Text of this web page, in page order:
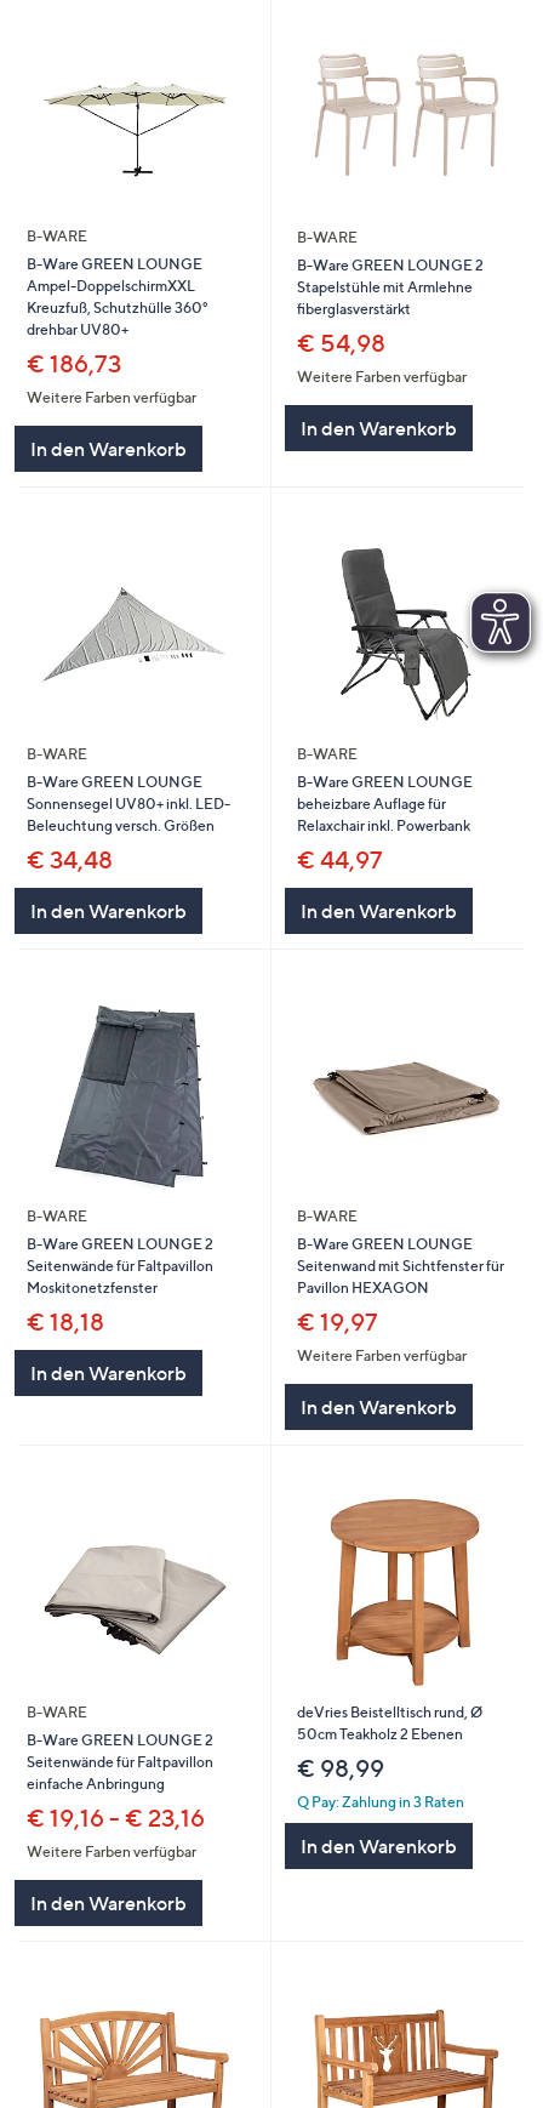
B-WARE
B-Ware GREEN LOUNGE
Ampel-DoppelschirmXXL
Kreuzfuß, Schutzhülle 360°
drehbar UV80+
€ 186,73
Weitere Farben verfügbar
In den Warenkorb
B-WARE
B-Ware GREEN LOUNGE 2
Stapelstühle mit Armlehne
fiberglasverstärkt
€ 54,98
Weitere Farben verfügbar
In den Warenkorb
B-WARE
B-Ware GREEN LOUNGE
Sonnensegel UV80+ inkl. LED-
Beleuchtung versch. Größen
€ 34,48
In den Warenkorb
B-WARE
B-Ware GREEN LOUNGE
beheizbare Auflage für
Relaxchair inkl. Powerbank
€ 44,97
In den Warenkorb
B-WARE
B-Ware GREEN LOUNGE 2
Seitenwände für Faltpavillon
Moskitonetzfenster
€ 18,18
In den Warenkorb
B-WARE
B-Ware GREEN LOUNGE
Seitenwand mit Sichtfenster für
Pavillon HEXAGON
€ 19,97
Weitere Farben verfügbar
In den Warenkorb
B-WARE
B-Ware GREEN LOUNGE 2
Seitenwände für Faltpavillon
einfache Anbringung
€ 19,16 - € 23,16
Weitere Farben verfügbar
In den Warenkorb
deVries Beistelltisch rund, Ø
50cm Teakholz 2 Ebenen
€ 98,99
Q Pay: Zahlung in 3 Raten
In den Warenkorb